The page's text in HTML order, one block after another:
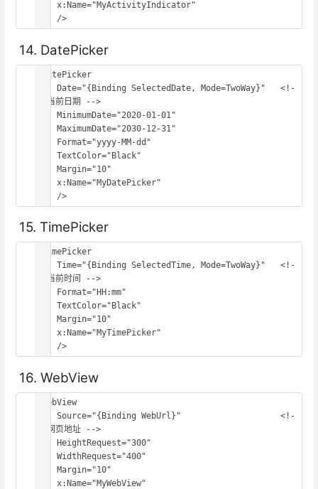
x:Name="MyActivityIndicator"
/>
14. DatePicker
<DatePicker
Date="{Binding SelectedDate, Mode=TwoWay}"   <!-
- 当前日期 -->
MinimumDate="2020-01-01"
MaximumDate="2030-12-31"
Format="yyyy-MM-dd"
TextColor="Black"
Margin="10"
x:Name="MyDatePicker"
/>
15. TimePicker
<TimePicker
Time="{Binding SelectedTime, Mode=TwoWay}"   <!-
- 当前时间 -->
Format="HH:mm"
TextColor="Black"
Margin="10"
x:Name="MyTimePicker"
/>
16. WebView
<WebView
Source="{Binding WebUrl}"                    <!-
- 网页地址 -->
HeightRequest="300"
WidthRequest="400"
Margin="10"
x:Name="MyWebView"